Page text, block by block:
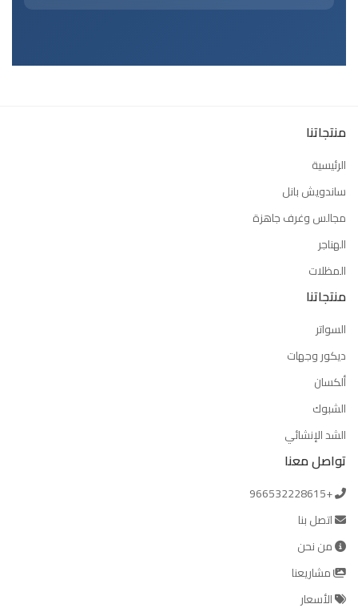
منتجاتنا
الرئيسية
ساندويش بانل
مجالس وغرف جاهزة
الهناجر
المظلات
منتجاتنا
السواتر
ديكور وجهات
ألكسان
الشبوك
الشد الإنشائي
تواصل معنا
+966532228615
اتصل بنا
من نحن
مشاريعنا
الأسعار